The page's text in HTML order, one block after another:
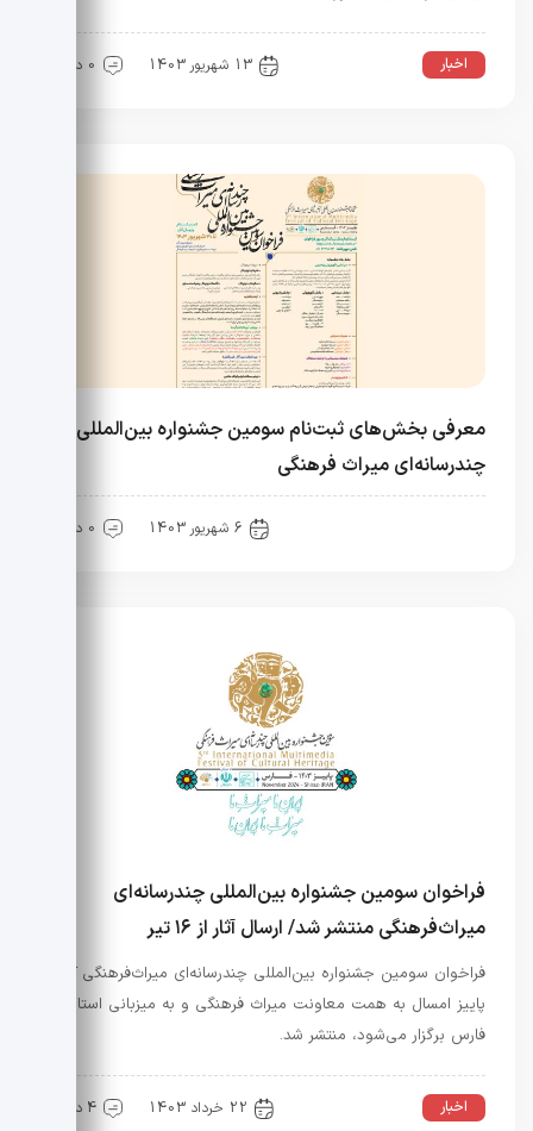
اخبار 13 شهریور 1403 0 دیدگاه
معرفی بخش‌های ثبت‌نام سومین جشنواره بین‌المللی
چندرسانه‌ای میراث فرهنگی
6 شهریور 1403 0 دیدگاه
فراخوان سومین جشنواره بین‌المللی چندرسانه‌ای
میراث‌فرهنگی منتشر شد/ ارسال آثار از ۱۶ تیر
فراخوان سومین جشنواره بین‌المللی چندرسانه‌ای میراث‌فرهنگی که
پاییز امسال به همت معاونت میراث فرهنگی و به میزبانی استان
فارس برگزار می‌شود، منتشر شد.
اخبار 22 خرداد 1403 4 دیدگاه